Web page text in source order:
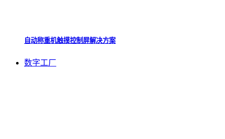
自动称重机触摸控制屏解决方案
数字工厂